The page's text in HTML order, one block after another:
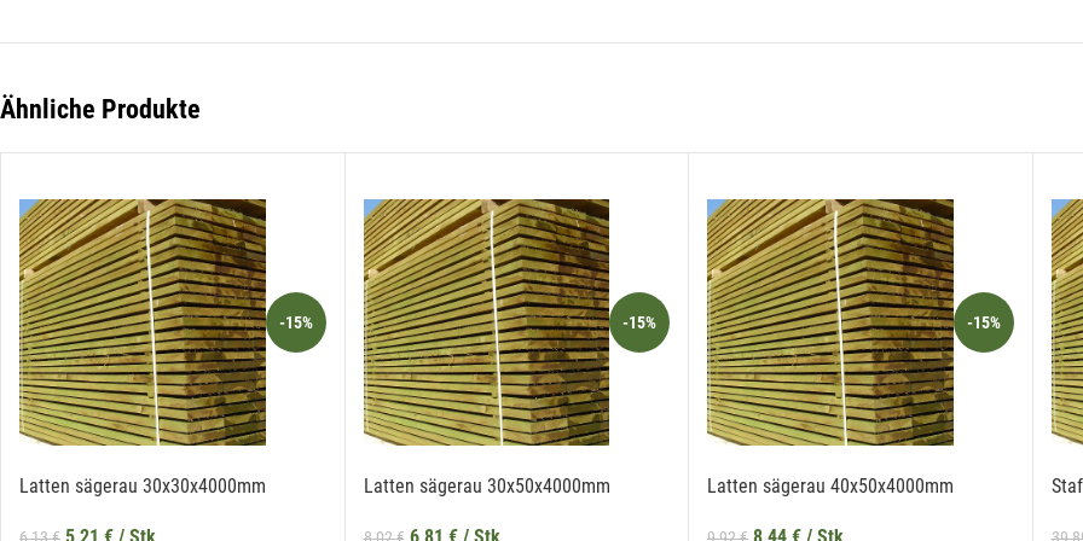
Ähnliche Produkte
-15%
Latten sägerau 30x30x4000mm
-15%
Latten sägerau 30x50x4000mm
-15%
Latten sägerau 40x50x4000mm
Diese Einwilligung ist freiwillig und kann jederzeit mit Wirkung für die Zukunft gegenüber der